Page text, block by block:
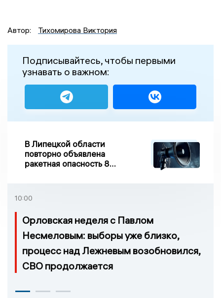
Автор: Тихомирова Виктория
Подписывайтесь, чтобы первыми
узнавать о важном:
В Липецкой области
повторно объявлена
ракетная опасность 8
10:00
Орловская неделя с Павлом
Несмеловым: выборы уже близко,
процесс над Лежневым возобновился,
СВО продолжается